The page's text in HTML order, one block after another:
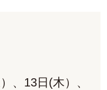
、13日(木）、